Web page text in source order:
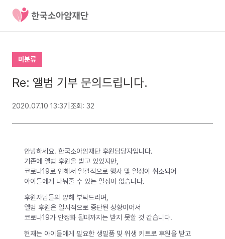
미분류
Re: 앨범 기부 문의드립니다.
2020.07.10 13:37 조회: 32
안녕하세요. 한국소아암재단 후원담당자입니다.
기존에 앨범 후원을 받고 있었지만,
코로나19로 인해서 일괄적으로 행사 및 일정이 취소되어
아이들에게 나눠줄 수 있는 일정이 없습니다.
후원자님들의 양해 부탁드리며,
앨범 후원은 일시적으로 중단된 상황이어서
코로나19가 안정화 될때까지는 받지 못할 것 같습니다.
현재는 아이들에게 필요한 생필품 및 위생 키트로 후원을 받고